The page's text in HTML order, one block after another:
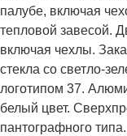
палубе, включая
тепловой завесой.
включая чехлы.
стекла со светло-
логотипом 37.
белый цвет.
пантографного